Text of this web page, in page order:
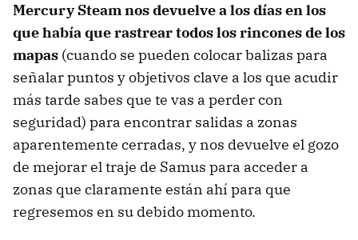
Mercury Steam nos devuelve a los días en los
que había que rastrear todos los rincones de los
mapas (cuando se pueden colocar balizas para
señalar puntos y objetivos clave a los que acudir
más tarde sabes que te vas a perder con
seguridad) para encontrar salidas a zonas
aparentemente cerradas, y nos devuelve el gozo
de mejorar el traje de Samus para acceder a
zonas que claramente están ahí para que
regresemos en su debido momento.